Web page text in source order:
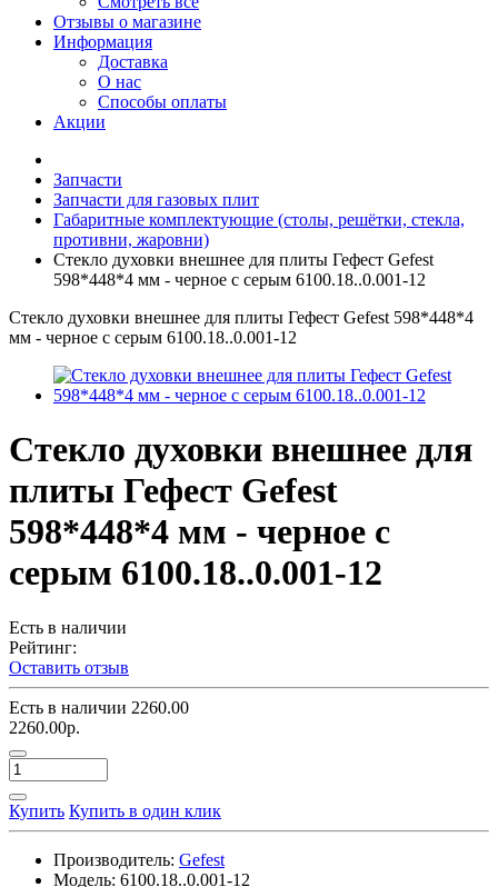
Отзывы о магазине
Информация
Доставка
О нас
Способы оплаты
Акции
Запчасти
Запчасти для газовых плит
Габаритные комплектующие (столы, решётки, стекла,
противни, жаровни)
Стекло духовки внешнее для плиты Гефест Gefest
598*448*4 мм - черное с серым 6100.18..0.001-12
Стекло духовки внешнее для плиты Гефест Gefest 598*448*4
мм - черное с серым 6100.18..0.001-12
Стекло духовки внешнее для
плиты Гефест Gefest
598*448*4 мм - черное с
серым 6100.18..0.001-12
Есть в наличии
Рейтинг:
Оставить отзыв
Есть в наличии 2260.00
2260.00р.
Купить Купить в один клик
Производитель: Gefest
Модель: 6100.18..0.001-12